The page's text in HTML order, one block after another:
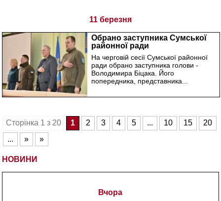
НОВИНИ
Вчора
11 березня
Обрано заступника Сумської
районної ради
На черговій сесії Сумської районної
ради обрано заступника голови -
Володимира Біцака. Його
попередника, представника...
Сторiнка 1 з 20 1 2 3 4 5 ... 10 15
20
...
» »